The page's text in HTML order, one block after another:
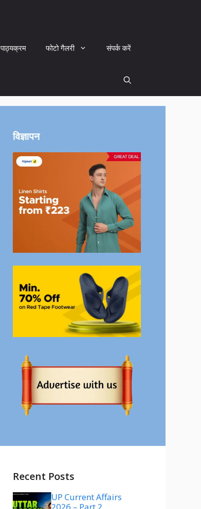
पाठ्यक्रम फोटो गैलरी संपर्क करें
विज्ञापन
Recent Posts
UP Current Affairs